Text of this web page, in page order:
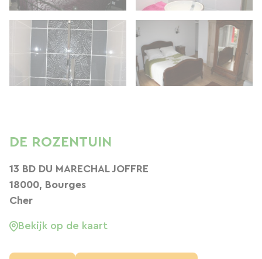
DE ROZENTUIN
13 BD DU MARECHAL JOFFRE
18000, Bourges
Cher
Bekijk op de kaart